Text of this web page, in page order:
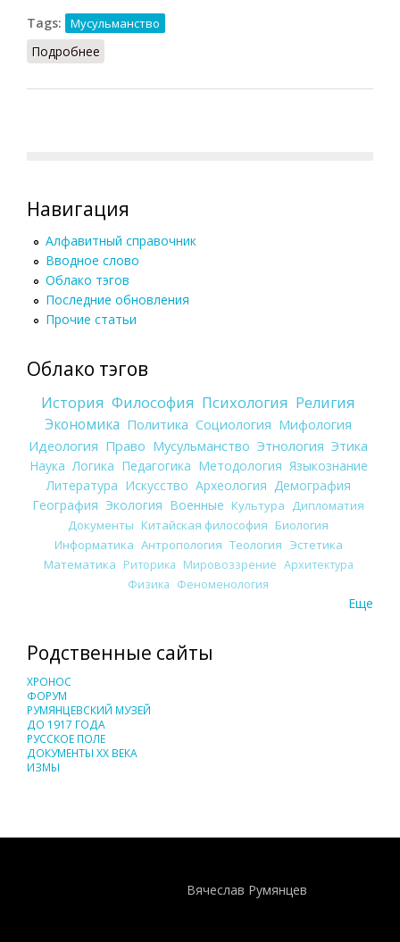
Tags:
Мусульманство
Подробнее
Навигация
Алфавитный справочник
Вводное слово
Облако тэгов
Последние обновления
Прочие статьи
Облако тэгов
История Философия Психология Религия
Экономика Политика Социология Мифология
Идеология Право Мусульманство Этнология Этика
Наука Логика Педагогика Методология Языкознание
Литература Искусство Археология Демография
География Экология Военные Культура
Дипломатия
Документы Китайская философия Биология
Информатика Антропология Теология Эстетика
Математика Риторика Мировоззрение Архитектура
Физика Феноменология
Еще
Родственные сайты
ХРОНОС
ФОРУМ
РУМЯНЦЕВСКИЙ МУЗЕЙ
ДО 1917 ГОДА
РУССКОЕ ПОЛЕ
ДОКУМЕНТЫ XX ВЕКА
ИЗМЫ
Вячеслав Румянцев